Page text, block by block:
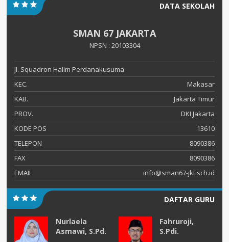
DATA SEKOLAH
SMAN 67 JAKARTA
NPSN : 20103304
Jl. Squadron Halim Perdanakusuma
KEC.
Makasar
KAB.
Jakarta Timur
PROV.
DKI Jakarta
KODE POS
13610
TELEPON
8090386
FAX
8090386
EMAIL
info@sman67-jkt.sch.id
DAFTAR GURU
Nurlaela
Asmawi, S.Pd.
Fahruroji,
S.Pdi.